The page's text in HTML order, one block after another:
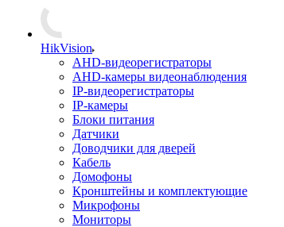
HikVision
AHD-видеорегистраторы
AHD-камеры видеонаблюдения
IP-видеорегистраторы
IP-камеры
Блоки питания
Датчики
Доводчики для дверей
Кабель
Домофоны
Кронштейны и комплектующие
Микрофоны
Мониторы